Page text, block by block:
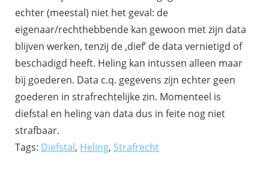
echter (meestal) niet het geval: de
eigenaar/rechthebbende kan gewoon met zijn data
blijven werken, tenzij de ‚dief’ de data vernietigd of
beschadigd heeft. Heling kan intussen alleen maar
bij goederen. Data c.q. gegevens zijn echter geen
goederen in strafrechtelijke zin. Momenteel is
diefstal en heling van data dus in feite nog niet
strafbaar.
Tags: Diefstal, Heling, Strafrecht